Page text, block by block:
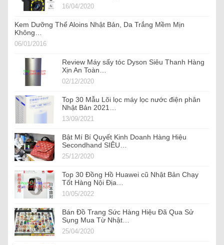
16/04/2020
Kem Dưỡng Thể Aloins Nhật Bản, Da Trắng Mềm Mịn
Không…
06/01/2016
Review Máy sấy tóc Dyson Siêu Thanh Hàng
Xịn An Toàn…
02/12/2020
Top 30 Mẫu Lõi lọc máy lọc nước điện phân
Nhật Bản 2021…
13/09/2021
Bật Mí Bí Quyết Kinh Doanh Hàng Hiệu
Secondhand SIÊU…
25/12/2020
Top 30 Đồng Hồ Huawei cũ Nhật Bản Chạy
Tốt Hàng Nội Địa…
10/05/2022
Bán Đồ Trang Sức Hàng Hiệu Đã Qua Sử
Sụng Mua Từ Nhật…
25/04/2020